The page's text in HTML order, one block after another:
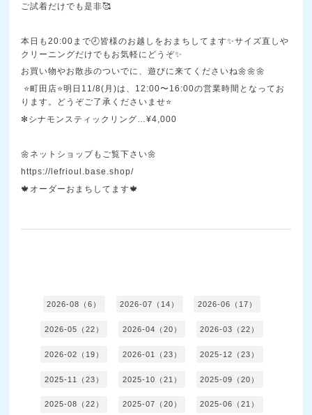
ご試着だけでも是非🥰
本日も20:00まで🕗皆様のお越しをおまちしてます✨サイズ直しや
クリーニングだけでもお気軽にどうぞ✨
お買い物やお散歩のついでに、遊びに来てくださいね🌼🌼🌼
⭐町田店⭐明日11/8(月)は、12:00〜16:00の営業時間となってお
ります。どうぞご了承くださいませ⭐
✻シナモンスティックリング…¥4,000
🌼ネットショップもご覧下さい🌼
https://lefrioul.base.shop/
🍁オーダーおまちしてます🍁
2026-08（6） 2026-07（14） 2026-06（17）
2026-05（22） 2026-04（20） 2026-03（22）
2026-02（19） 2026-01（23） 2025-12（23）
2025-11（23） 2025-10（21） 2025-09（20）
2025-08（22） 2025-07（20） 2025-06（21）